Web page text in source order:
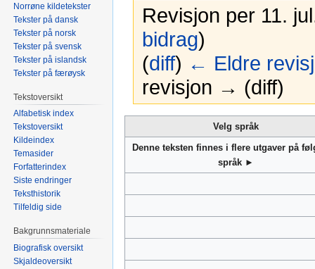
Revisjon per 11.
bidrag)
(diff) ← Eldre
revisjon → (diff)
til
navigering
til
søk
Velg språk
Denne teksten finnes i flere utgaver på
språk ►
Norrøne kildetekster
Tekster på dansk
Tekster på norsk
Tekster på svensk
Tekster på islandsk
Tekster på færøysk
Tekstoversikt
Alfabetisk index
Tekstoversikt
Kildeindex
Temasider
Forfatterindex
Siste endringer
Teksthistorik
Tilfeldig side
Bakgrunnsmateriale
Biografisk oversikt
Skjaldeoversikt